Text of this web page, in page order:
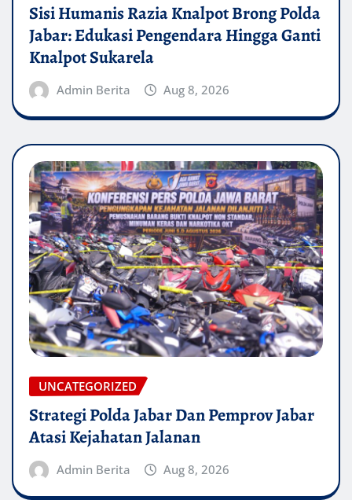
Sisi Humanis Razia Knalpot Brong Polda
Jabar: Edukasi Pengendara Hingga Ganti
Knalpot Sukarela
Admin Berita Aug 8, 2026
UNCATEGORIZED
Strategi Polda Jabar Dan Pemprov Jabar
Atasi Kejahatan Jalanan
Admin Berita Aug 8, 2026